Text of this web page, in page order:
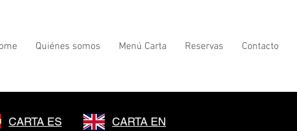
Quiénes somos Menú Carta Reservas Contacto
CARTA ES CARTA EN